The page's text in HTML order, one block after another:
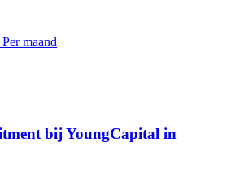
maand
bij YoungCapital in